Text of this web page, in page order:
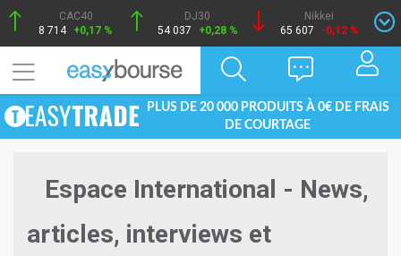
CAC40
8 714 +0,17 %
DJ30
54 037
+0,28 %
Nikkei
65 607
-0,12 %
PLUS DE 20 000 PRODUITS À 0€ DE FRAIS
DE COURTAGE
Espace International - News,
articles, interviews et